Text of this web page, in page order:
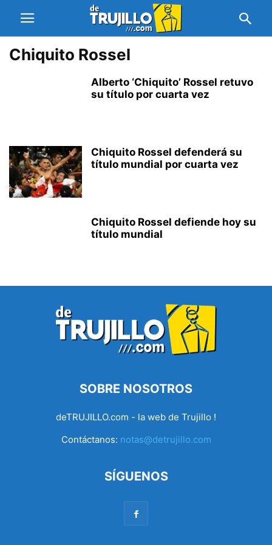
Chiquito Rossel
Alberto ‘Chiquito’ Rossel retuvo
su título por cuarta vez
Chiquito Rossel defenderá su
título mundial por cuarta vez
Chiquito Rossel defiende hoy su
título mundial
SOBRE NOSOTROS
deTRUJILLO.com - la web de Trujillo !
Contáctanos: notas@detrujillo.com
SÍGUENOS